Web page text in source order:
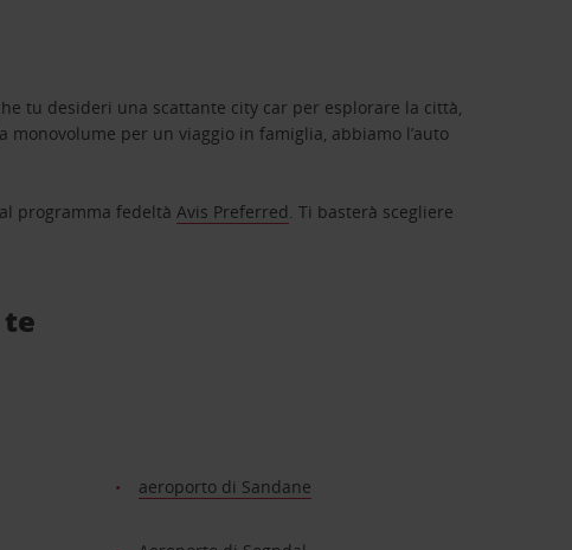
tu desideri una scattante city car per esplorare la città,
per un viaggio in famiglia, abbiamo l’auto
programma fedeltàAvis Preferred. Ti basterà scegliere
aeroporto di Sandane